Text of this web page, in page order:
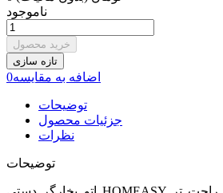
ناموجود
خرید محصول
اضافه به مقایسه0
توضیحات
جزئیات محصول
نظرات
توضیحات